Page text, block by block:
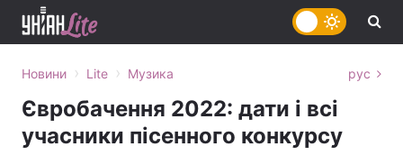
Новини › Lite › Музика рус
Євробачення 2022: дати і всі
учасники пісенного конкурсу